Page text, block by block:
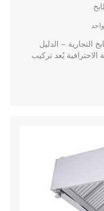
التجارية – الدليل
الاحترافية يُعد تركيب